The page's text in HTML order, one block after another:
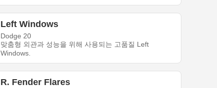
Left Windows
Dodge 20
맞춤형 외관과 성능을 위해 사용되는 고품질 Left
Windows.
R. Fender Flares